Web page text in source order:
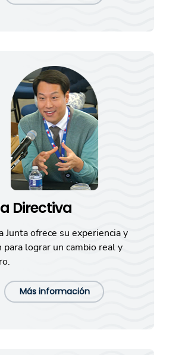
Directiva
Junta ofrece su experiencia y
para lograr un cambio real y
Más información